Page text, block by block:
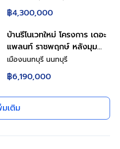
ทางด่วน "งามวงศ์วาน"
ห้องน้ำ พื้นที่ใช้สอย 130 ตร.ม.
ที่ดิน 56 ตร.ว. หลังมุม ใกล้
ทางด่วนงามวงศ์วาน เดินทาง
สะดวก พร้อมเข้าอยู่
฿4,300,000
บ้านรีโนเวทใหม่ โครงการ เดอะ
แพลนท์ ราชพฤกษ์ หลังมุม
เนื้อที่ 53.8 ตร.ว. พื้นที่ใช้สอย
180.63 ตร.ม. ฟังก์ชัน 3 ห้อง
นอน 3 ห้องน้ำ จอดรถได้ 2
คัน บนทำเลศักยภาพ เดินทาง
สะดวก ใกล้วงเวียนพระราม5,
The Walk, ทางด่วน ศรีรัช
เมืองนนทบุรี นนทบุรี
฿6,190,000
เติม